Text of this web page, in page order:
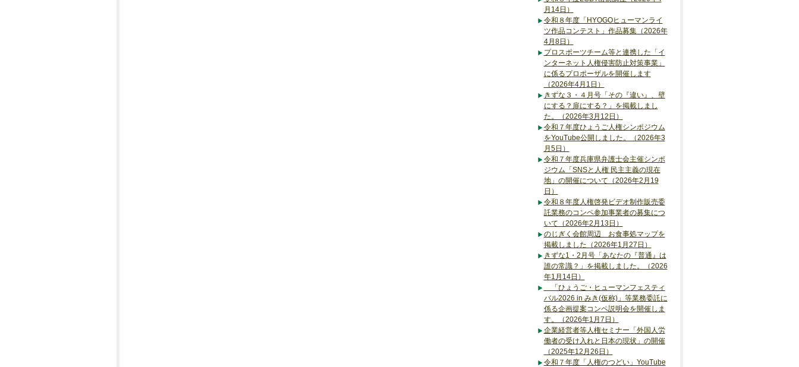
月14日）
令和８年度「HYOGOヒューマンライ
ツ作品コンテスト」作品募集（2026年
4月8日）
プロスポーツチーム等と連携した「イ
ンターネット人権侵害防止対策事業」
に係るプロポーザルを開催します
（2026年4月1日）
きずな３・４月号「その『違い』、壁
にする？扉にする？」を掲載しまし
た。（2026年3月12日）
令和７年度ひょうご人権シンポジウム
をYouTube公開しました。（2026年3
月5日）
令和７年度兵庫県弁護士会主催シンポ
ジウム「SNSと人権 民主主義の現在
地」の開催について（2026年2月19
日）
令和８年度人権啓発ビデオ制作販売委
託業務のコンペ参加事業者の募集につ
いて（2026年2月13日）
のじぎく会館周辺 お食事処マップを
掲載しました（2026年1月27日）
きずな1・2月号「あなたの『普通』は
誰の常識？」を掲載しました。（2026
年1月14日）
「ひょうご・ヒューマンフェスティ
バル2026 in みき(仮称)」等業務委託に
係る企画提案コンペ説明会を開催しま
す。（2026年1月7日）
企業経営者等人権セミナー「外国人労
働者の受け入れと日本の現状」の開催
（2025年12月26日）
令和７年度「人権のつどい」YouTube